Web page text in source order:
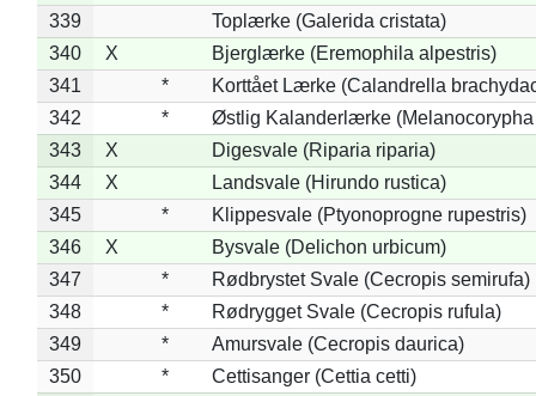
339
Toplærke (Galerida cristata)
340
X
Bjerglærke (Eremophila alpestris)
341
*
Korttået Lærke (Calandrella
342
*
Østlig Kalanderlærke (Melanocorypha
343
X
Digesvale (Riparia riparia)
344
X
Landsvale (Hirundo rustica)
345
*
Klippesvale (Ptyonoprogne rupestris)
346
X
Bysvale (Delichon urbicum)
347
*
Rødbrystet Svale (Cecropis semirufa)
348
*
Rødrygget Svale (Cecropis rufula)
349
*
Amursvale (Cecropis daurica)
350
*
Cettisanger (Cettia cetti)